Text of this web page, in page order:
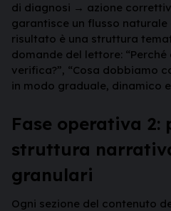
di diagnosi → azione
garantisce un flusso
risultato è una struttura
domande del lettore:
verifica?”, “Cosa dobbiamo
in modo graduale, dinamico
Fase operativa 2:
struttura
granulari
Ogni sezione del contenuto